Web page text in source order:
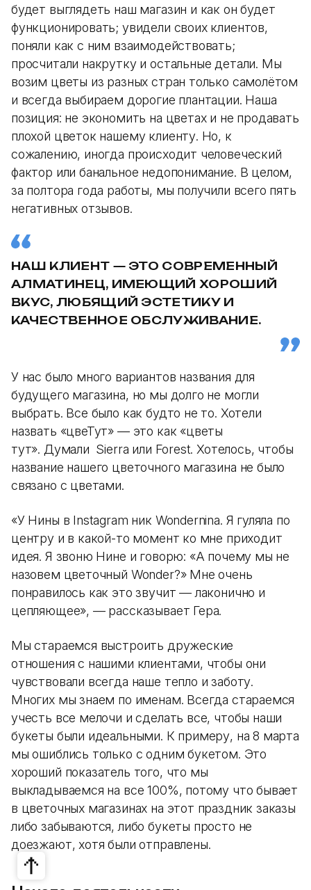
будет выглядеть наш магазин и как он будет
функционировать; увидели своих клиентов,
поняли как с ним взаимодействовать;
просчитали накрутку и остальные детали. Мы
возим цветы из разных стран только самолётом
и всегда выбираем дорогие плантации. Наша
позиция: не экономить на цветах и не продавать
плохой цветок нашему клиенту. Но, к
сожалению, иногда происходит человеческий
фактор или банальное недопонимание. В целом,
за полтора года работы, мы получили всего пять
негативных отзывов.
НАШ КЛИЕНТ — ЭТО СОВРЕМЕННЫЙ
АЛМАТИНЕЦ, ИМЕЮЩИЙ ХОРОШИЙ
ВКУС, ЛЮБЯЩИЙ ЭСТЕТИКУ И
КАЧЕСТВЕННОЕ ОБСЛУЖИВАНИЕ.
У нас было много вариантов названия для
будущего магазина, но мы долго не могли
выбрать. Все было как будто не то. Хотели
назвать «цвеТут» — это как «цветы
тут». Думали Sierra или Forest. Хотелось, чтобы
название нашего цветочного магазина не было
связано с цветами.
«У Нины в Instagram ник Wondernina. Я гуляла по
центру и в какой-то момент ко мне приходит
идея. Я звоню Нине и говорю: «А почему мы не
назовем цветочный Wonder?» Мне очень
понравилось как это звучит — лаконично и
цепляющее», — рассказывает Гера.
Мы стараемся выстроить дружеские
отношения с нашими клиентами, чтобы они
чувствовали всегда наше тепло и заботу.
Многих мы знаем по именам. Всегда стараемся
учесть все мелочи и сделать все, чтобы наши
букеты были идеальными. К примеру, на 8 марта
мы ошиблись только с одним букетом. Это
хороший показатель того, что мы
выкладываемся на все 100%, потому что бывает
в цветочных магазинах на этот праздник заказы
либо забываются, либо букеты просто не
доезжают, хотя были отправлены.